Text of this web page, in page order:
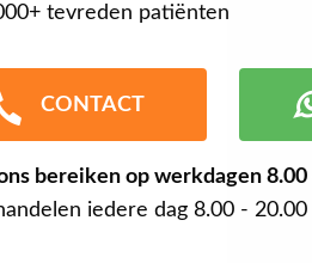
tevreden patiënten
CONTACT
bereiken op werkdagen8.00
iedere dag 8.00 - 20.00